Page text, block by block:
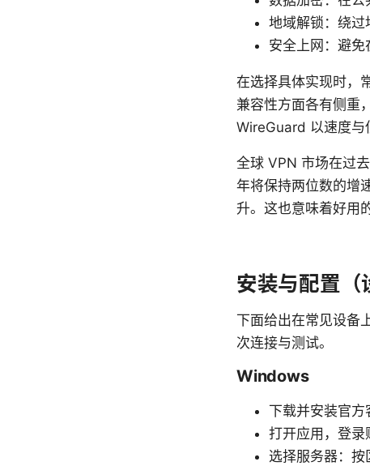
地域解锁：绕过
安全上网：避
在选择具体实现时，
兼容性方面各有侧重
WireGuard 以速度与
全球 VPN 市场在过
年将保持两位数的增
升。这也意味着好用
安装与配置（
下面给出在常见设备
次连接与测试。
Windows
下载并安装官方
打开应用，登录
选择服务器：